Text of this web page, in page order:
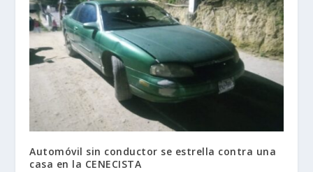
Automóvil sin conductor se estrella contra una
casa en la CENECISTA